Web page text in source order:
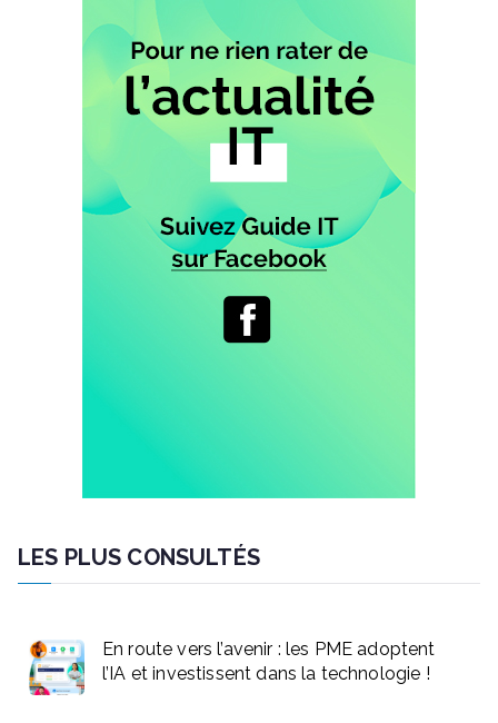
LES PLUS CONSULTÉS
En route vers l’avenir : les PME adoptent
l’IA et investissent dans la technologie !